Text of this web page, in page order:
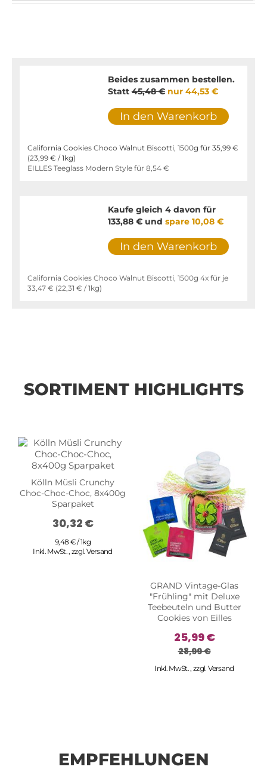
Beides zusammen bestellen.
Statt45,48 € nur 44,53 €
In den Warenkorb
California Cookies Choco Walnut Biscotti, 1500g für 35,99 €
(23,99 € / 1kg)
EILLES Teeglass Modern Style für 8,54 €
Kaufe gleich 4 davon für
133,88 €und spare 10,08 €
In den Warenkorb
California Cookies Choco Walnut Biscotti, 1500g 4x für je
33,47 € (22,31 € / 1kg)
SORTIMENT HIGHLIGHTS
Kölln Müsli Crunchy
Choc-Choc-Choc, 8x400g
Sparpaket
30,32 €
9,48 € / 1kg
Inkl. MwSt. ,zzgl.Versand
GRAND Vintage-Glas
"Frühling" mit Deluxe
Teebeuteln und Butter
Cookies von Eilles
25,99 €
28,99 €
Inkl. MwSt. ,zzgl.Versand
EMPFEHLUNGEN